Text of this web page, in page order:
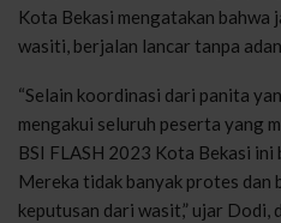
Kota Bekasi mengatakan
wasiti, berjalan lancar tanpa
“Selain koordinasi dari panita
mengakui seluruh peserta yang
BSI FLASH 2023 Kota Bekasi
Mereka tidak banyak protes dan
keputusan dari wasit,” ujar Dodi,